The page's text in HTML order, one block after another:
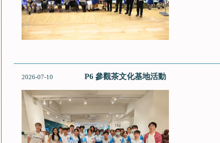
2026-07-10 P6 參觀茶文化基地活動